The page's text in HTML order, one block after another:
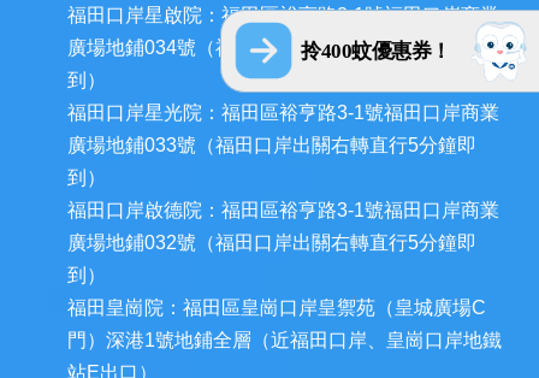
拎400蚊優惠券！
福田口岸星啟院：福田區裕亨路3-1號福田口岸商業
廣場地鋪034號（福田口岸出關右轉直行5分鐘即
到）
福田口岸星光院：福田區裕亨路3-1號福田口岸商業
廣場地鋪033號（福田口岸出關右轉直行5分鐘即
到）
福田口岸啟德院：福田區裕亨路3-1號福田口岸商業
廣場地鋪032號（福田口岸出關右轉直行5分鐘即
到）
福田皇崗院：福田區皇崗口岸皇禦苑（皇城廣場C
門）深港1號地鋪全層（近福田口岸、皇崗口岸地鐵
站E出口）